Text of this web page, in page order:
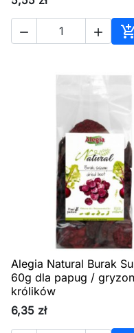
  
 Szybki
Alegia Natural Burak
60g dla papug /
królików
6,35 zł